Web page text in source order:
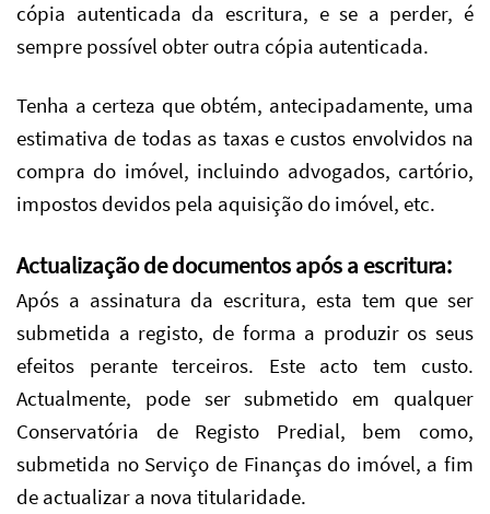
cópia autenticada da escritura, e se a perder, é
sempre possível obter outra cópia autenticada.
Tenha a certeza que obtém, antecipadamente, uma
estimativa de todas as taxas e custos envolvidos na
compra do imóvel, incluindo advogados, cartório,
impostos devidos pela aquisição do imóvel, etc.
Actualização de documentos após a escritura:
Após a assinatura da escritura, esta tem que ser
submetida a registo, de forma a produzir os seus
efeitos perante terceiros. Este acto tem custo.
Actualmente, pode ser submetido em qualquer
Conservatória de Registo Predial, bem como,
submetida no Serviço de Finanças do imóvel, a fim
de actualizar a nova titularidade.